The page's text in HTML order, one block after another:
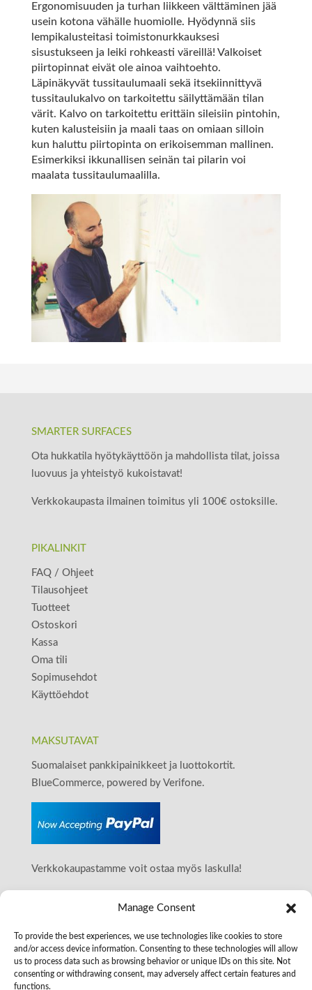
Manage Consent
To provide the best experiences, we use technologies like cookies to store
and/or access device information. Consenting to these technologies will allow
us to process data such as browsing behavior or unique IDs on this site. Not
consenting or withdrawing consent, may adversely affect certain features and
functions.
Ergonomisuuden ja turhan liikkeen välttäminen jää
usein kotona vähälle huomiolle. Hyödynnä siis
lempikalusteitasi toimistonurkkauksesi
sisustukseen ja leiki rohkeasti väreillä! Valkoiset
piirtopinnat eivät ole ainoa vaihtoehto.
Läpinäkyvät tussitaulumaali sekä itsekiinnittyvä
tussitaulukalvo on tarkoitettu säilyttämään tilan
värit. Kalvo on tarkoitettu erittäin sileisiin pintohin,
kuten kalusteisiin ja maali taas on omiaan silloin
kun haluttu piirtopinta on erikoisemman mallinen.
Esimerkiksi ikkunallisen seinän tai pilarin voi
maalata tussitaulumaalilla.
SMARTER SURFACES
Ota hukkatila hyötykäyttöön ja mahdollista tilat, joissa
luovuus ja yhteistyö kukoistavat!
Verkkokaupasta ilmainen toimitus yli 100€ ostoksille.
PIKALINKIT
FAQ / Ohjeet
Tilausohjeet
Tuotteet
Ostoskori
Kassa
Oma tili
Sopimusehdot
Käyttöehdot
MAKSUTAVAT
Suomalaiset pankkipainikkeet ja luottokortit.
BlueCommerce, powered by Verifone.
Verkkokaupastamme voit ostaa myös laskulla!
Smarter Surfaces Finland
+358509117993
Y-tunnus: 2587122-4